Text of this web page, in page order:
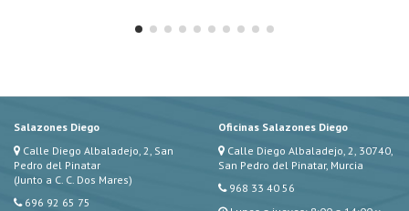
Salazones Diego
Calle Diego Albaladejo, 2, San
Pedro del Pinatar
(Junto a C. C. Dos Mares)
696 92 65 75
Oficinas Salazones Diego
Calle Diego Albaladejo, 2, 30740,
San Pedro del Pinatar, Murcia
968 33 40 56